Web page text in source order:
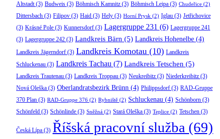
Altstadt(3) Budweis (3) Böhmisch Kamnitz (3) Böhmisch Leipa (3) Chudeřice (2)
Dittersbach (3) Filipov (3) Haid (3) Hely (3) Horní Prysk (2) Iglau (3) Jetřichovice
(3) Krásné Pole (3) Kunnersdorf (3) Lagergruppe 231 (6) Lagergruppe 241
(3) Lagergruppe 242 (3) Landkreis Bärn (5) Landkreis Hohenelbe (4)
Landkreis Jägerndorf (3) Landkreis Komotau (10) Landkreis
Schluckenau (3) Landkreis Tachau (7) Landkreis Tetschen (5)
Landkreis Trautenau (3) Landkreis Troppau (3) Neukreibitz (3) Niederkreibitz (3)
Nová Oleška (3) Oberlandratsbezirk Brünn (4) Philippsdorf (3) RAD-Gruppe
370 Plan (3) RAD-Gruppe 376 (2) Rybniště (2) Schluckenau (4) Schönborn (3)
Schönfeld (3) Schönlinde (3) Sněžná (2) Stará Oleška (3) Teplice (2) Tetschen (3)
Česká Lípa (3) Říšská pracovní služba (69)